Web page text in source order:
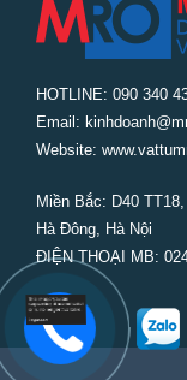
HOTLINE: 090 340
Email:
Website:
Miền Bắc: D40
Hà Đông, Hà Nội
ĐIỆN THOẠI MB: